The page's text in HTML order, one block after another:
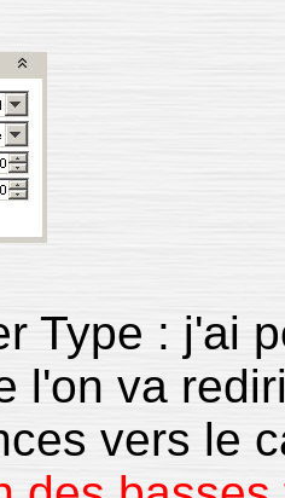
Type : j'ai
l'on va
vers le